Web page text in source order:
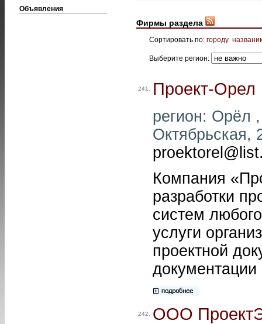
Объявления
Фирмы раздела
Сортировать по: городу
Выберите регион:
241. Проект-Орел
регион: Орёл
Октябрьская,
Компания
разработки
систем
услуги
проектной
242. ООО